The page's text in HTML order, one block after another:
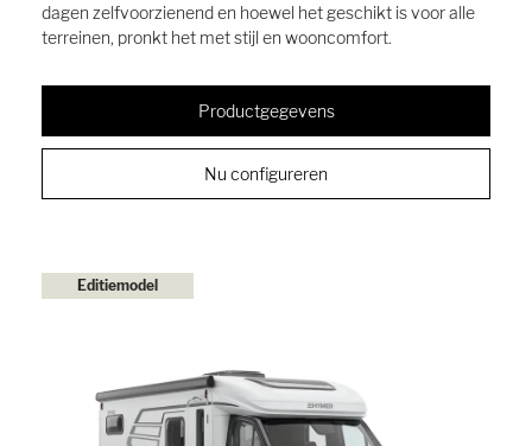
dagen zelfvoorzienend en hoewel het geschikt is voor alle
terreinen, pronkt het met stijl en wooncomfort.
Productgegevens
Nu configureren
Editiemodel